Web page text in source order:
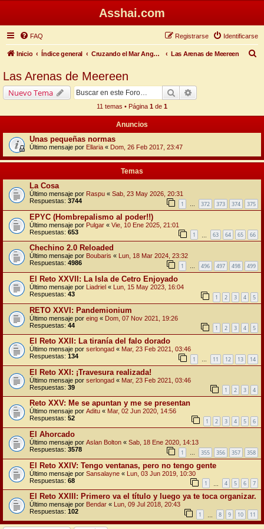
Asshai.com
FAQ Identificarse
Registrarse
Inicio Índice general Cruzando el Mar Angosto Las Arenas de Meereen
Las Arenas de Meereen
Nuevo Tema Buscar
11 temas • Página 1 de 1
Anuncios
Unas pequeñas normas
Último mensaje por Ellaria « Dom, 26 Feb 2017, 23:47
Temas
La Cosa
Último mensaje por Raspu « Sab, 23 May 2026, 20:31
Respuestas: 3744 1 … 372 373 374 375
EPYC (Hombrepalismo al poder!!)
Último mensaje por Pulgar « Vie, 10 Ene 2025, 21:01
Respuestas: 653 1 63 64 65 66
Chechino 2.0 Reloaded
Último mensaje por Boubaris «
Lun, 18 Mar 2024, 23:32
Respuestas: 4986 1 … 496 497 498 499
El Reto XXVII: La Isla de Cetro Enjoyado
Último mensaje por Liadriel « Lun, 15 May 2023, 16:04
Respuestas: 43 1 2 3 4 5
RETO XXVI: Pandemionium
Último mensaje por eing « Dom, 07 Nov 2021, 19:26
Respuestas: 44 1 2 3 4 5
El Reto XXII: La tiranía del falo dorado
Último mensaje por serlongad « Mar, 23 Feb 2021, 03:46
Respuestas: 134 1 … 11 12 13 14
El Reto XXI: ¡Travesura realizada!
Último mensaje por serlongad « Mar, 23 Feb 2021, 03:46
Respuestas: 39 1 2 3 4
Reto XXV: Me se apuntan y me se presentan
Último mensaje por Aditu « Mar, 02 Jun 2020, 14:56
Respuestas: 52 1 2 3 4 5 6
El Ahorcado
Último mensaje por Aslan Bolton « Sab, 18 Ene 2020, 14:13
Respuestas: 3578 1 … 355 356 357 358
El Reto XXIV: Tengo ventanas, pero no tengo gente
Último mensaje por Sansalayne « Lun, 03 Jun 2019, 10:30
Respuestas: 68 1 4 5 6 7
El Reto XXIII: Primero va el título y luego ya te toca organizar.
Último mensaje por Bendar « Lun, 09 Jul 2018, 20:43
Respuestas: 102 1 8 9 10 11